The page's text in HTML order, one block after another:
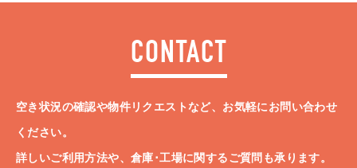
CONTACT
空き状況の確認や物件リクエストなど、お気軽にお問い合わせ
ください。
詳しいご利用方法や、倉庫･工場に関するご質問も承ります。